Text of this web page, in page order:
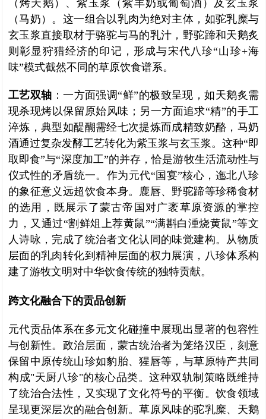
（烤天鹅）、紫玉浆（紫羊奶或葡萄酒）及玄玉浆
（马奶）。这一组合以乳肉为绝对主体，如驼乳糜与
玄玉浆直接取材于骆驼与马的乳汁，野驼蹄和天鹅炙
则彰显狩猎经济的印记，形成与宋代八珍“山珍+海
味”模式截然不同的草原饮食谱系。
工艺双轴 ：一方面强调“鲜”的极致呈现，如天鹅炙需
现杀现烤以保留原始风味；另一方面追求“精”的手工
淬炼，典型如醍醐需经七次提炼而成精致奶酪，马奶
酒通过复杂发酵工艺转化为紫玉浆与玄玉浆。这种“即
取即食”与“深度加工”的并存，恰是游牧生活流动性与
仪式性的矛盾统一。作为元代“国宴”核心，迤北八珍
的象征意义远超饮食本身。鹿唇、野驼蹄等珍稀食材
的选用，既展示了蒙古帝国对广袤草原资源的掌控
力，又通过“割鲜俎上荐黄鼠”“满斟白湩烧黄鼠”等文
人诗咏，完成了统治者文化认同的味觉建构。从物质
层面的乳肉转化到精神层面的权力展演，八珍体系构
建了游牧文明对中华饮食传统的独特贡献。
跨文化融合下的贡品创新
元代贡品体系在多元文化碰撞中展现出显著的包容性
与创新性。政治层面，蒙古统治者为笼络汉臣，刻意
保留中原传统山珍如豹胎、猩唇等，与草原特产共同
构成"天厨八珍"的核心品类。这种双轨制策略既维持
了统治合法性，又实现了文化符号的平衡。饮食领域
呈现更深层次的融合创新。草原风味的驼乳糜、天鹅